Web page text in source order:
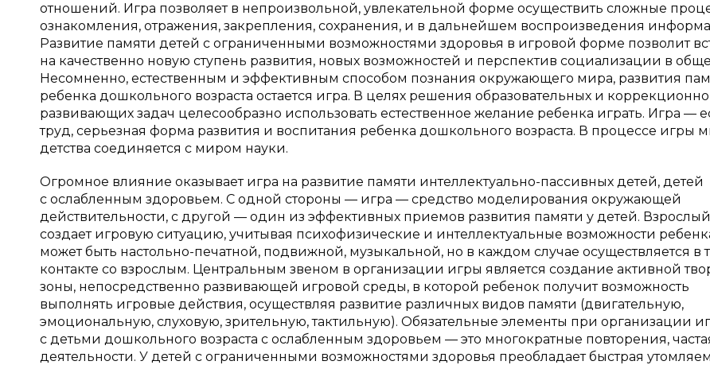
отношений. Игра позволяет в непроизвольной, увлекательной форме осуществить сложные
ознакомления, отражения, закрепления, сохранения, и в дальнейшем воспроизведения
Развитие памяти детей с ограниченными возможностями здоровья в игровой форме позволит
на качественно новую ступень развития, новых возможностей и перспектив социализации в
Несомненно, естественным и эффективным способом познания окружающего мира, развития
ребенка дошкольного возраста остается игра. В целях решения образовательных и
развивающих задач целесообразно использовать естественное желание ребенка играть. Игра —
труд, серьезная форма развития и воспитания ребенка дошкольного возраста. В процессе игры
детства соединяется с миром науки.
Огромное влияние оказывает игра на развитие памяти интеллектуально-пассивных детей, детей
с ослабленным здоровьем. С одной стороны — игра — средство моделирования окружающей
действительности, с другой — один из эффективных приемов развития памяти у детей. Взрослый
создает игровую ситуацию, учитывая психофизические и интеллектуальные возможности
может быть настольно-печатной, подвижной, музыкальной, но в каждом случае осуществляется в
контакте со взрослым. Центральным звеном в организации игры является создание активной
зоны, непосредственно развивающей игровой среды, в которой ребенок получит возможность
выполнять игровые действия, осуществляя развитие различных видов памяти (двигательную,
эмоциональную, слуховую, зрительную, тактильную). Обязательные элементы при организации
с детьми дошкольного возраста с ослабленным здоровьем — это многократные повторения,
деятельности. У детей с ограниченными возможностями здоровья преобладает быстрая